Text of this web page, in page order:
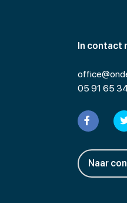
In contact
05 91 65
Naar